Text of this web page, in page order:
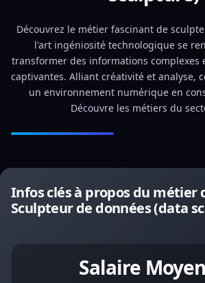
Découvrez le métier fascinant de
l'art ingéniosité technologique se
transformer des informations complexes
captivantes. Alliant créativité et analyse,
un environnement numérique en
Découvre les métiers du
Infos clés à propos du métier
Sculpteur de données (data
Salaire Moyen